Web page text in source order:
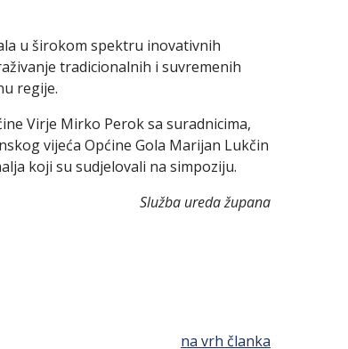
u širokom spektru inovativnih
tradicionalnih i suvremenih
regije.
Virje Mirko Perok sa suradnicima,
vijeća Općine Gola Marijan Lukčin
koji su sudjelovali na simpoziju.
Služba ureda župana
na vrh članka